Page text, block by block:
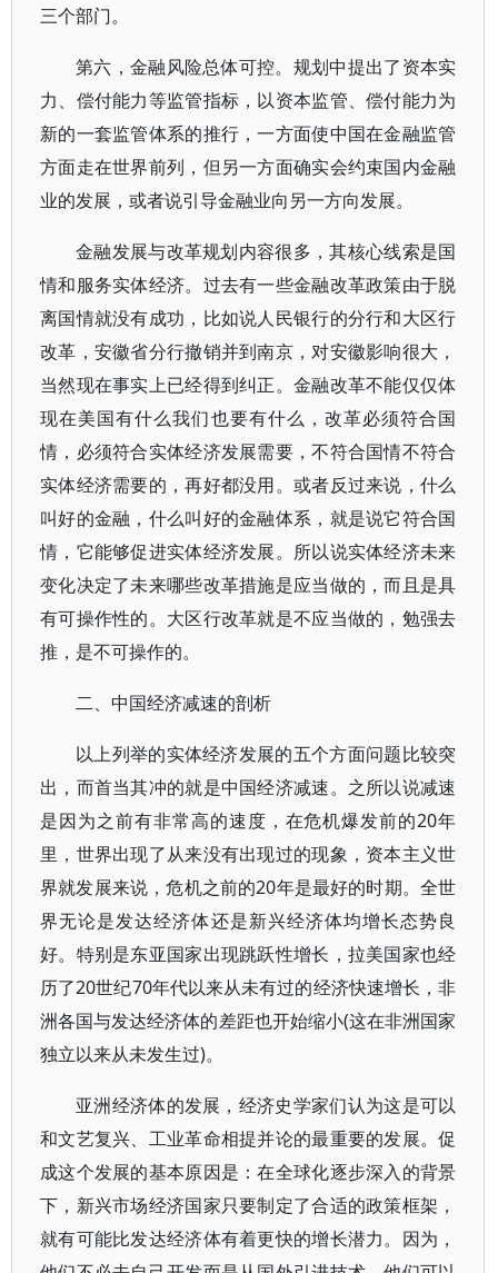
三个部门。
第六，金融风险总体可控。规划中提出了资本实
力、偿付能力等监管指标，以资本监管、偿付能力为
新的一套监管体系的推行，一方面使中国在金融监管
方面走在世界前列，但另一方面确实会约束国内金融
业的发展，或者说引导金融业向另一方向发展。
金融发展与改革规划内容很多，其核心线索是国
情和服务实体经济。过去有一些金融改革政策由于脱
离国情就没有成功，比如说人民银行的分行和大区行
改革，安徽省分行撤销并到南京，对安徽影响很大，
当然现在事实上已经得到纠正。金融改革不能仅仅体
现在美国有什么我们也要有什么，改革必须符合国
情，必须符合实体经济发展需要，不符合国情不符合
实体经济需要的，再好都没用。或者反过来说，什么
叫好的金融，什么叫好的金融体系，就是说它符合国
情，它能够促进实体经济发展。所以说实体经济未来
变化决定了未来哪些改革措施是应当做的，而且是具
有可操作性的。大区行改革就是不应当做的，勉强去
推，是不可操作的。
二、中国经济减速的剖析
以上列举的实体经济发展的五个方面问题比较突
出，而首当其冲的就是中国经济减速。之所以说减速
是因为之前有非常高的速度，在危机爆发前的20年
里，世界出现了从来没有出现过的现象，资本主义世
界就发展来说，危机之前的20年是最好的时期。全世
界无论是发达经济体还是新兴经济体均增长态势良
好。特别是东亚国家出现跳跃性增长，拉美国家也经
历了20世纪70年代以来从未有过的经济快速增长，非
洲各国与发达经济体的差距也开始缩小(这在非洲国家
独立以来从未发生过)。
亚洲经济体的发展，经济史学家们认为这是可以
和文艺复兴、工业革命相提并论的最重要的发展。促
成这个发展的基本原因是：在全球化逐步深入的背景
下，新兴市场经济国家只要制定了合适的政策框架，
就有可能比发达经济体有着更快的增长潜力。因为，